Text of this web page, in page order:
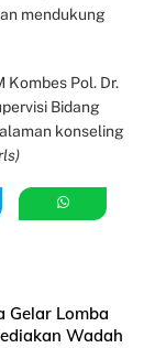
mendukung
Kombes Pol. Dr.
Bidang
konseling
Gelar Lomba
Wadah